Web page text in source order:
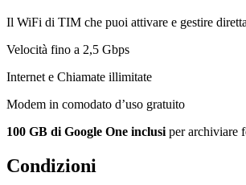
Il WiFi di TIM che puoi attivare e gestire
Velocità fino a 2,5 Gbps
Internet e Chiamate illimitate
Modem in comodato d’uso gratuito
100 GB di Google One inclusi per archiviare
Condizioni